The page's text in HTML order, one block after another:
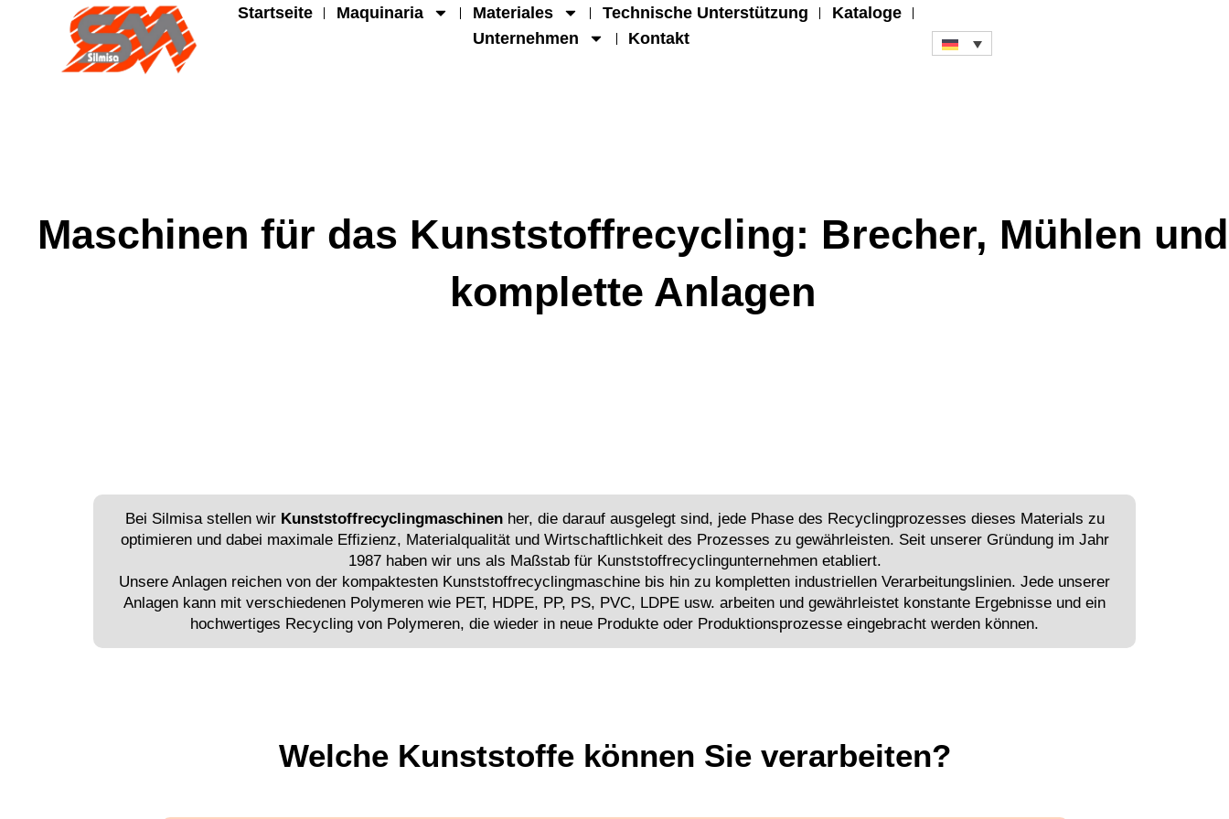
Startseite Maquinaria Materiales Technische Unterstützung
Kataloge
Unternehmen
Kontakt
Maschinen für das Kunststoffrecycling: Brecher, Mühlen und
komplette Anlagen
Bei Silmisa stellen wir Kunststoffrecyclingmaschinenher, die darauf ausgelegt sind, jede Phase des Recyclingprozesses dieses Materials zu
optimieren und dabei maximale Effizienz, Materialqualität und Wirtschaftlichkeit des Prozesses zu gewährleisten. Seit unserer Gründung im Jahr
1987 haben wir uns als Maßstab für Kunststoffrecyclingunternehmen etabliert.
Unsere Anlagen reichen von der kompaktesten Kunststoffrecyclingmaschine bis hin zu kompletten industriellen Verarbeitungslinien. Jede unserer
Anlagen kann mit verschiedenen Polymeren wie PET, HDPE, PP, PS, PVC, LDPE usw. arbeiten und gewährleistet konstante Ergebnisse und ein
hochwertiges Recycling von Polymeren, die wieder in neue Produkte oder Produktionsprozesse eingebracht werden können.
Welche Kunststoffe können Sie verarbeiten?